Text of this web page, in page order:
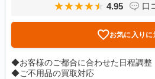
4.95 口
お気に入りに
◆お客様のご都合に合わせた日程調整
◆ご不用品の買取対応